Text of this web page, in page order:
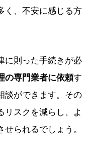
く、不安に感じる方
に則った手続きが必
の専門業者に依頼す
談ができます。その
スクを減らし、よ
られるでしょう。